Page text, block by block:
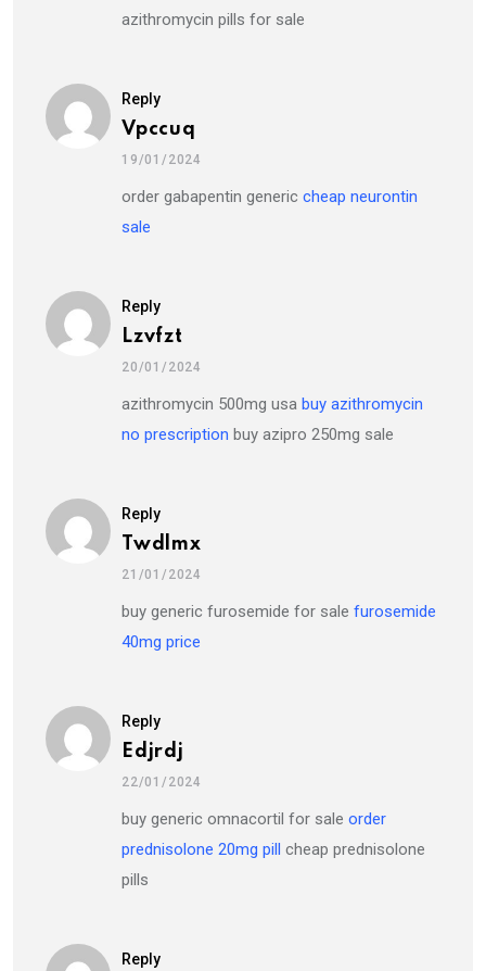
azithromycin pills for sale
Reply
Vpccuq
19/01/2024
order gabapentin generic cheap neurontin
sale
Reply
Lzvfzt
20/01/2024
azithromycin 500mg usa buy azithromycin
no prescription buy azipro 250mg sale
Reply
Twdlmx
21/01/2024
buy generic furosemide for sale furosemide
40mg price
Reply
Edjrdj
22/01/2024
buy generic omnacortil for sale order
prednisolone 20mg pill cheap prednisolone
pills
Reply